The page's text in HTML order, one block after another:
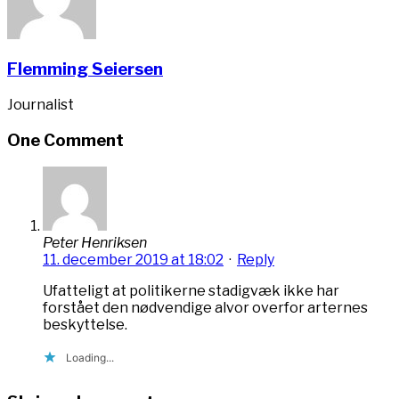
Flemming Seiersen
Journalist
One Comment
Peter Henriksen
11. december 2019 at 18:02 · Reply
Ufatteligt at politikerne stadigvæk ikke har
forstået den nødvendige alvor overfor arternes
beskyttelse.
Loading...